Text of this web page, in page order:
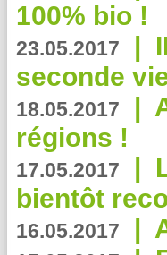
100% bio !
23.05.2017 |
seconde
18.05.2017 |
régions !
17.05.2017 |
bientôt
16.05.2017 |